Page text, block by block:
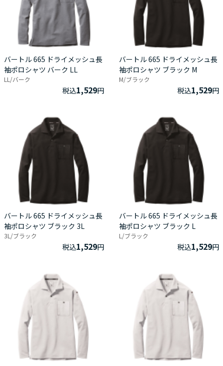
バートル 665 ドライメッシュ長
袖ポロシャツ バーク LL
LL/バーク
税込1,529円
バートル 665 ドライメッシュ長
袖ポロシャツ ブラック M
M/ブラック
税込1,529円
バートル 665 ドライメッシュ長
袖ポロシャツ ブラック 3L
3L/ブラック
税込1,529円
バートル 665 ドライメッシュ長
袖ポロシャツ ブラック L
L/ブラック
税込1,529円